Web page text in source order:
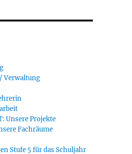
Verwaltung
Unsere Projekte
Fachräume
Stufe 5 für das Schuljahr